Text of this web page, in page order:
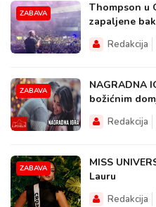
ZABAVA
Thompson u
zapaljene
Redakcija
ZABAVA
NAGRADNA
božićnim
Redakcija
ZABAVA
MISS
Lauru
Redakcija